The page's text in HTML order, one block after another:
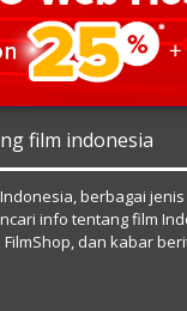
film indonesia
berbagai
info tentang film
dan kabar